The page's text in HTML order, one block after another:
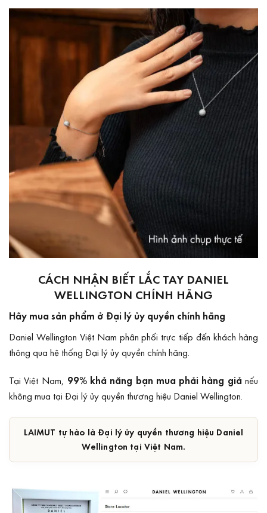
CÁCH NHẬN BIẾT LẮC TAY DANIEL
WELLINGTON CHÍNH HÃNG
Hãy mua sản phẩm ở Đại lý ủy quyền chính hãng
Daniel Wellington Việt Nam phân phối trực tiếp đến khách hàng
thông qua hệ thống Đại lý ủy quyền chính hãng.
Tại Việt Nam, 99% khả năng bạn mua phải hàng giảnếu
không mua tại Đại lý ủy quyền thương hiệu Daniel Wellington.
LAIMUT tự hào là Đại lý ủy quyền thương hiệu Daniel
Wellington tại Việt Nam.